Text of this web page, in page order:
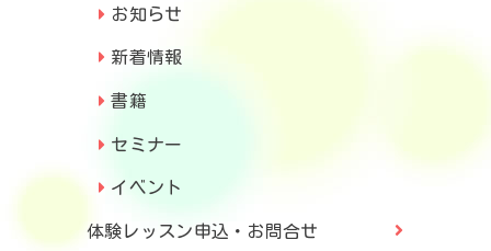
お知らせ
新着情報
書籍
セミナー
イベント
体験レッスン申込・お問合せ